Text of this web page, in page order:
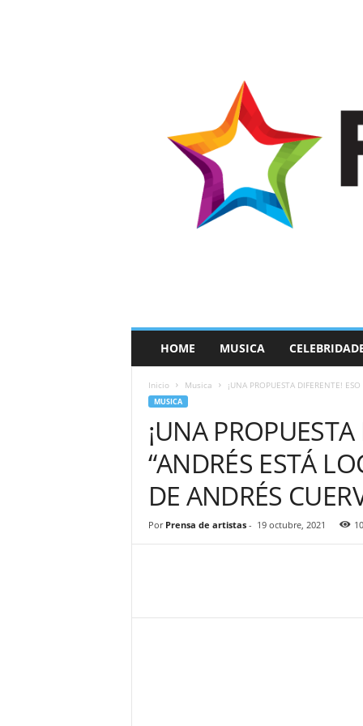
a
HOME MUSICA
Inicio Musica ¡UNA PROPUESTA DIFERENTE!
MUSICA
¡UNA
“ANDRÉS ESTÁ
DE ANDRÉS
Por Prensa de artistas- 19 octubre, 2021